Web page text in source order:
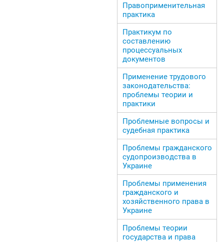
Правоприменительная
практика
Практикум по
составлению
процессуальных
документов
Применение трудового
законодательства:
проблемы теории и
практики
Проблемные вопросы и
судебная практика
Проблемы гражданского
судопроизводства в
Украине
Проблемы применения
гражданского и
хозяйственного права в
Украине
Проблемы теории
государства и права